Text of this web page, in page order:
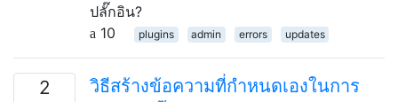
ปลั๊กอิน?
10
plugins admin errors updates
2
วิธีสร้างข้อความที่กำหนดเองในการ